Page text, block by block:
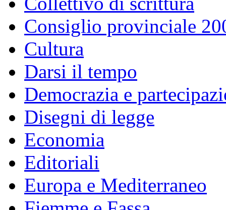
Consiglio provinciale
Cultura
Darsi il tempo
Democrazia e
Disegni di legge
Economia
Editoriali
Europa e Mediterraneo